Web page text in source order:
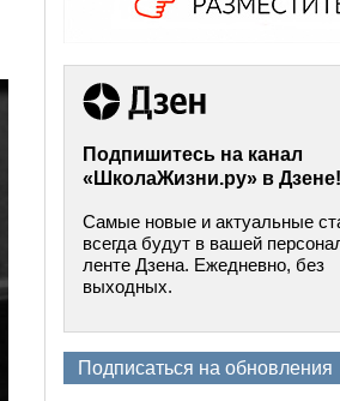
Подпишитесь на канал
«ШколаЖизни.ру» в Дзене!
Самые новые и актуальные
всегда будут в вашей
ленте Дзена. Ежедневно, без
выходных.
Подписаться на обновления